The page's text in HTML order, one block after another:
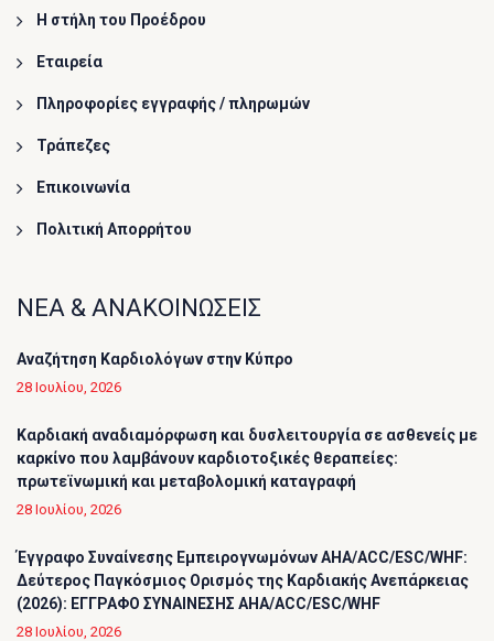
Η στήλη του Προέδρου
Εταιρεία
Πληροφορίες εγγραφής / πληρωμών
Τράπεζες
Επικοινωνία
Πολιτική Απορρήτου
ΝΕΑ & ΑΝΑΚΟΙΝΩΣΕΙΣ
Αναζήτηση Καρδιολόγων στην Κύπρο
28 Ιουλίου, 2026
Καρδιακή αναδιαμόρφωση και δυσλειτουργία σε ασθενείς με
καρκίνο που λαμβάνουν καρδιοτοξικές θεραπείες:
πρωτεϊνωμική και μεταβολομική καταγραφή
28 Ιουλίου, 2026
Έγγραφο Συναίνεσης Εμπειρογνωμόνων AHA/ACC/ESC/WHF:
Δεύτερος Παγκόσμιος Ορισμός της Καρδιακής Ανεπάρκειας
(2026): ΕΓΓΡΑΦΟ ΣΥΝΑΙΝΕΣΗΣ AHA/ACC/ESC/WHF
28 Ιουλίου, 2026